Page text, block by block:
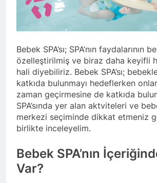
Bebek SPA’sı; SPA’nın faydalarının
özelleştirilmiş ve biraz daha keyifli
hali diyebiliriz. Bebek SPA’sı;
katkıda bulunmayı hedeflerken
zaman geçirmesine de katkıda
SPA’sında yer alan aktviteleri ve
merkezi seçiminde dikkat etmeniz
birlikte inceleyelim.
Bebek SPA’nın
Var?